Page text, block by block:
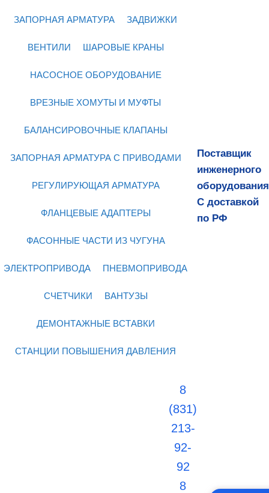
ЗАПОРНАЯ АРМАТУРА ЗАДВИЖКИ
ВЕНТИЛИ ШАРОВЫЕ КРАНЫ
НАСОСНОЕ ОБОРУДОВАНИЕ
ВРЕЗНЫЕ ХОМУТЫ И МУФТЫ
БАЛАНСИРОВОЧНЫЕ КЛАПАНЫ
ЗАПОРНАЯ АРМАТУРА С ПРИВОДАМИ
РЕГУЛИРУЮЩАЯ АРМАТУРА
ФЛАНЦЕВЫЕ АДАПТЕРЫ
ФАСОННЫЕ ЧАСТИ ИЗ ЧУГУНА
ЭЛЕКТРОПРИВОДА ПНЕВМОПРИВОДА
СЧЕТЧИКИ ВАНТУЗЫ
ДЕМОНТАЖНЫЕ ВСТАВКИ
СТАНЦИИ ПОВЫШЕНИЯ ДАВЛЕНИЯ
Поставщик
инженерного
оборудования
С доставкой
по РФ
8
(831)
213-
92-
92
8